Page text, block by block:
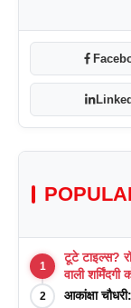
1
टूटे टाइल्स?
वाली
2 आकांक्षा